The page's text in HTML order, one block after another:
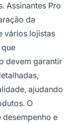
Assinantes Pro
da
vários lojistas
devem garantir
ajudando
O
e